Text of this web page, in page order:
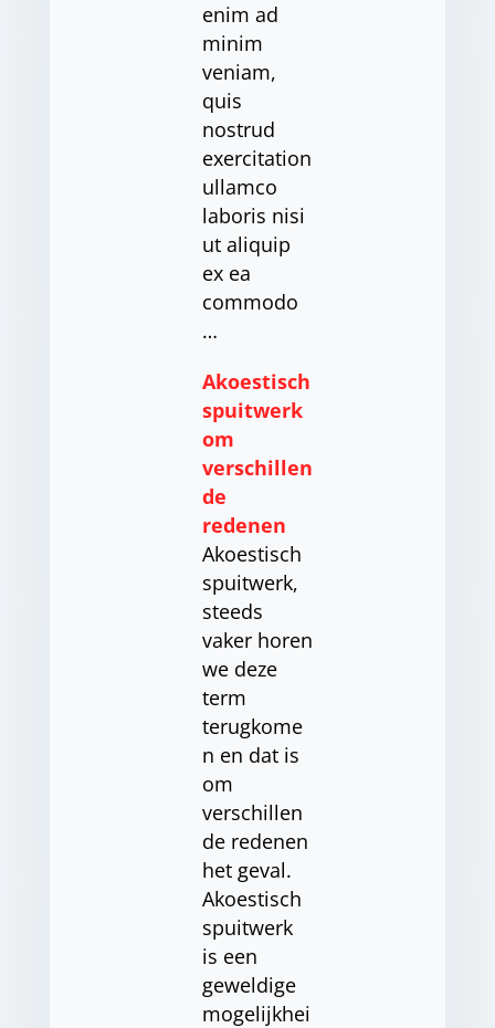
enim ad
minim
veniam,
quis
nostrud
exercitation
ullamco
laboris nisi
ut aliquip
ex ea
commodo
…
Akoestisch
spuitwerk
om
verschillen
de
redenen
Akoestisch
spuitwerk,
steeds
vaker horen
we deze
term
terugkome
n en dat is
om
verschillen
de redenen
het geval.
Akoestisch
spuitwerk
is een
geweldige
mogelijkhei